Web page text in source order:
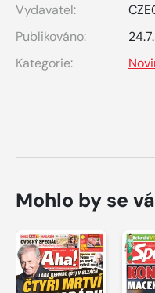
Vydavatel:
Publikováno:
Kategorie:
Mohlo by se